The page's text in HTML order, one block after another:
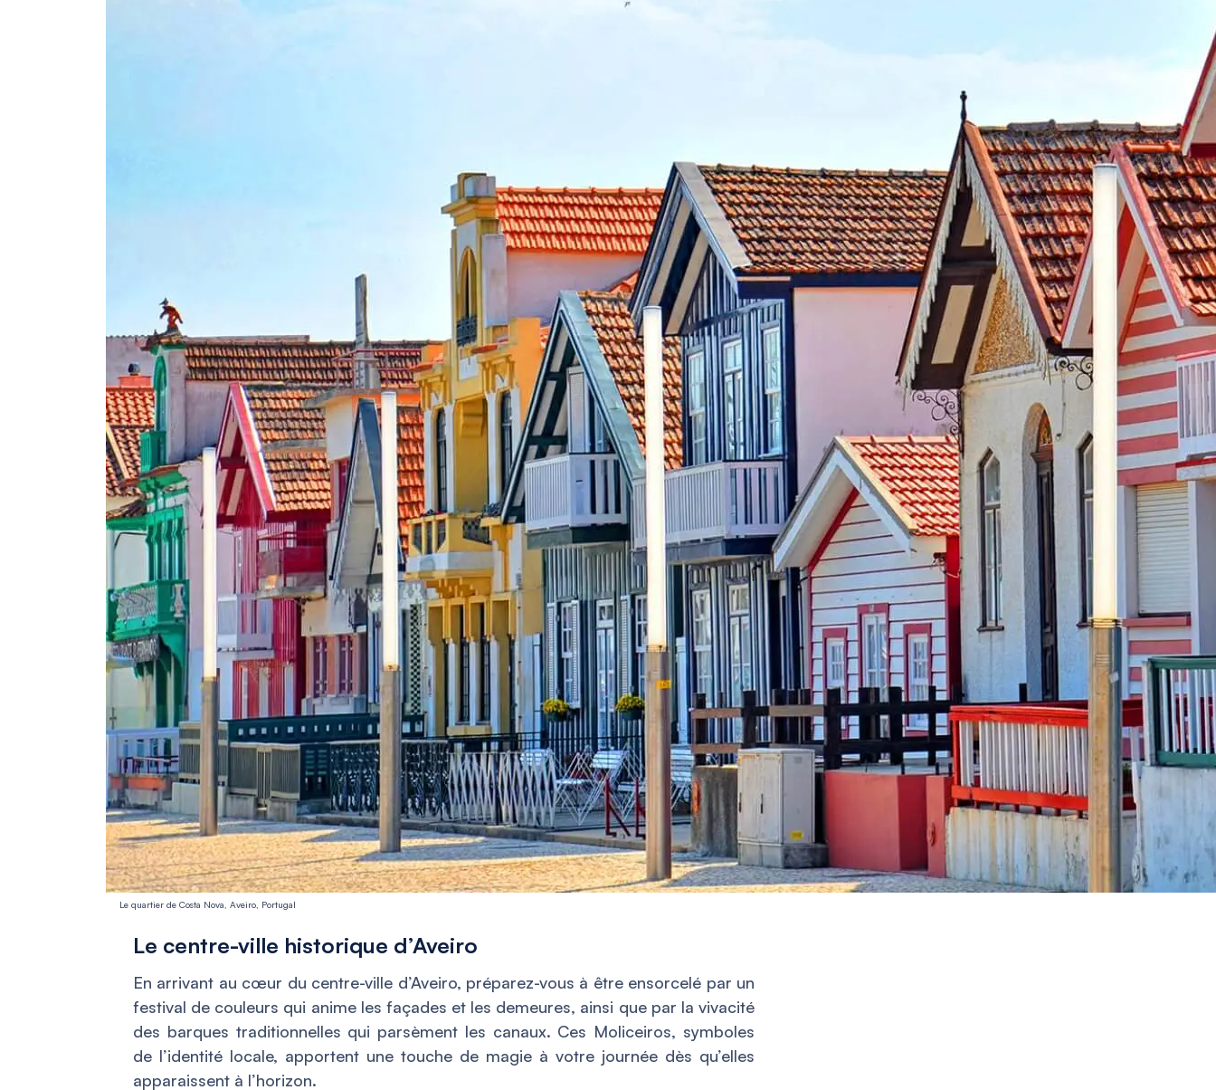
Le quartier de Costa Nova, Aveiro, Portugal
Le centre-ville historique d’Aveiro
En arrivant au cœur du centre-ville d’Aveiro, préparez-vous à être ensorcelé par un
festival de couleurs qui anime les façades et les demeures, ainsi que par la vivacité
des barques traditionnelles qui parsèment les canaux. Ces Moliceiros, symboles
de l’identité locale, apportent une touche de magie à votre journée dès qu’elles
apparaissent à l’horizon.